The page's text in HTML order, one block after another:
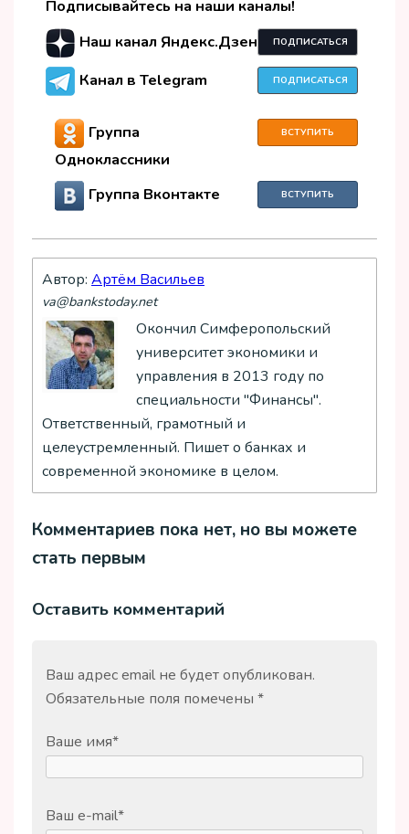
Подписывайтесь на наши каналы!
Наш канал Яндекс.Дзен
ПОДПИСАТЬСЯ
Канал в Telegram ПОДПИСАТЬСЯ
Группа
Одноклассники
ВСТУПИТЬ
Группа Вконтакте ВСТУПИТЬ
Автор: Артём Васильев
va@bankstoday.net
Окончил Симферопольский
университет экономики и
управления в 2013 году по
специальности "Финансы".
Ответственный, грамотный и
целеустремленный. Пишет о банках и
современной экономике в целом.
Комментариев пока нет, но вы можете
стать первым
Оставить комментарий
Ваш адрес email не будет опубликован.
Обязательные поля помечены *
Ваше имя*
Ваш e-mail*